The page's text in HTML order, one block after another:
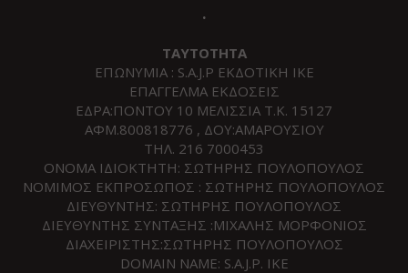
.
ΤΑΥΤΟΤΗΤΑ
ΕΠΩΝΥΜΙΑ : S.A.J.P ΕΚΔΟΤΙΚΗ ΙΚΕ
ΕΠΑΓΓΕΛΜΑ ΕΚΔΟΣΕΙΣ
ΕΔΡΑ:ΠΟΝΤΟΥ 10 ΜΕΛΙΣΣΙΑ Τ.Κ. 15127
ΑΦΜ.800818776 , ΔΟΥ:ΑΜΑΡΟΥΣΙΟΥ
ΤΗΛ. 216 7000453
ΟΝΟΜΑ ΙΔΙΟΚΤΗΤΗ: ΣΩΤΗΡΗΣ ΠΟΥΛΟΠΟΥΛΟΣ
ΝΟΜΙΜΟΣ ΕΚΠΡΟΣΩΠΟΣ : ΣΩΤΗΡΗΣ ΠΟΥΛΟΠΟΥΛΟΣ
ΔΙΕΥΘΥΝΤΗΣ: ΣΩΤΗΡΗΣ ΠΟΥΛΟΠΟΥΛΟΣ
ΔΙΕΥΘΥΝΤΗΣ ΣΥΝΤΑΞΗΣ :ΜΙΧΑΛΗΣ ΜΟΡΦΟΝΙΟΣ
ΔΙΑΧΕΙΡΙΣΤΗΣ:ΣΩΤΗΡΗΣ ΠΟΥΛΟΠΟΥΛΟΣ
DOMAIN NAME: S.A.J.P. IKE